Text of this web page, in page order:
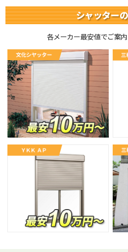
シャッター
各メーカー最安値でご案